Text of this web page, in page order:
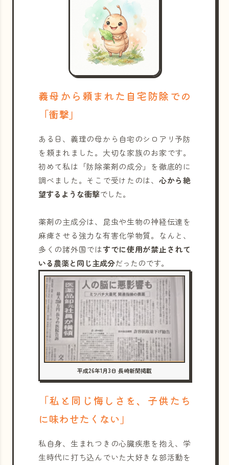
義母から頼まれた自宅防除での
「衝撃」
ある日、義理の母から自宅のシロアリ予防
を頼まれました。大切な家族のお家です。
初めて私は「防除薬剤の成分」を徹底的に
調べました。そこで受けたのは、 心から絶
望するような衝撃でした。
薬剤の主成分は、昆虫や生物の神経伝達を
麻痺させる強力な有害化学物質。なんと、
多くの諸外国ではすでに使用が禁止されて
いる農薬と同じ主成分だったのです。
平成26年1月3日 長崎新聞掲載
「私と同じ悔しさを、子供たち
に味わせたくない」
私自身、生まれつきの心臓疾患を抱え、学
生時代に打ち込んでいた大好きな部活動を